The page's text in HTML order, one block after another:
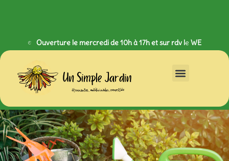
Ouverture le mercredi de 10h à 17h et sur rdv le WE